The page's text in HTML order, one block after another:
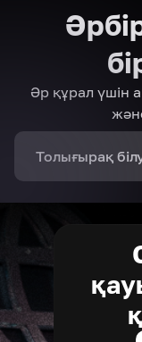
Әр құрал үшін
Толығырақ